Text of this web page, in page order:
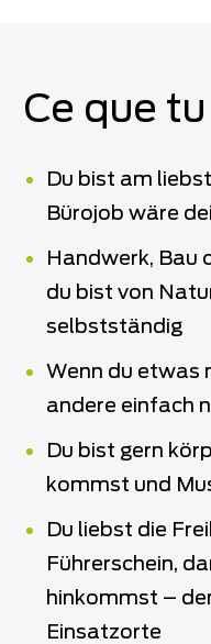
Ce que
Du bist am
Bürojob wäre
Handwerk, Bau
du bist von
selbstständig
Wenn du etwas
andere einfach
Du bist gern
kommst und
Du liebst die
Führerschein,
hinkommst –
Einsatzorte